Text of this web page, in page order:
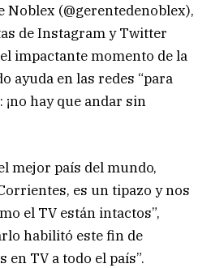
Noblex (@gerentedenoblex),
de Instagram y Twitter
impactante momento de la
ayuda en las redes “para
hay que andar sin
mejor país del mundo,
es un tipazo y nos
el TV están intactos”,
habilitó este fin de
en TV a todo el país”.